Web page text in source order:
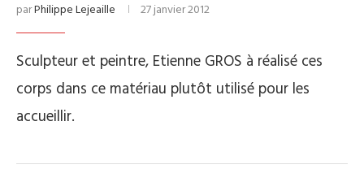
parPhilippe Lejeaille 27 janvier 2012
Sculpteur et peintre, Etienne GROS à réalisé ces
corps dans ce matériau plutôt utilisé pour les
accueillir.